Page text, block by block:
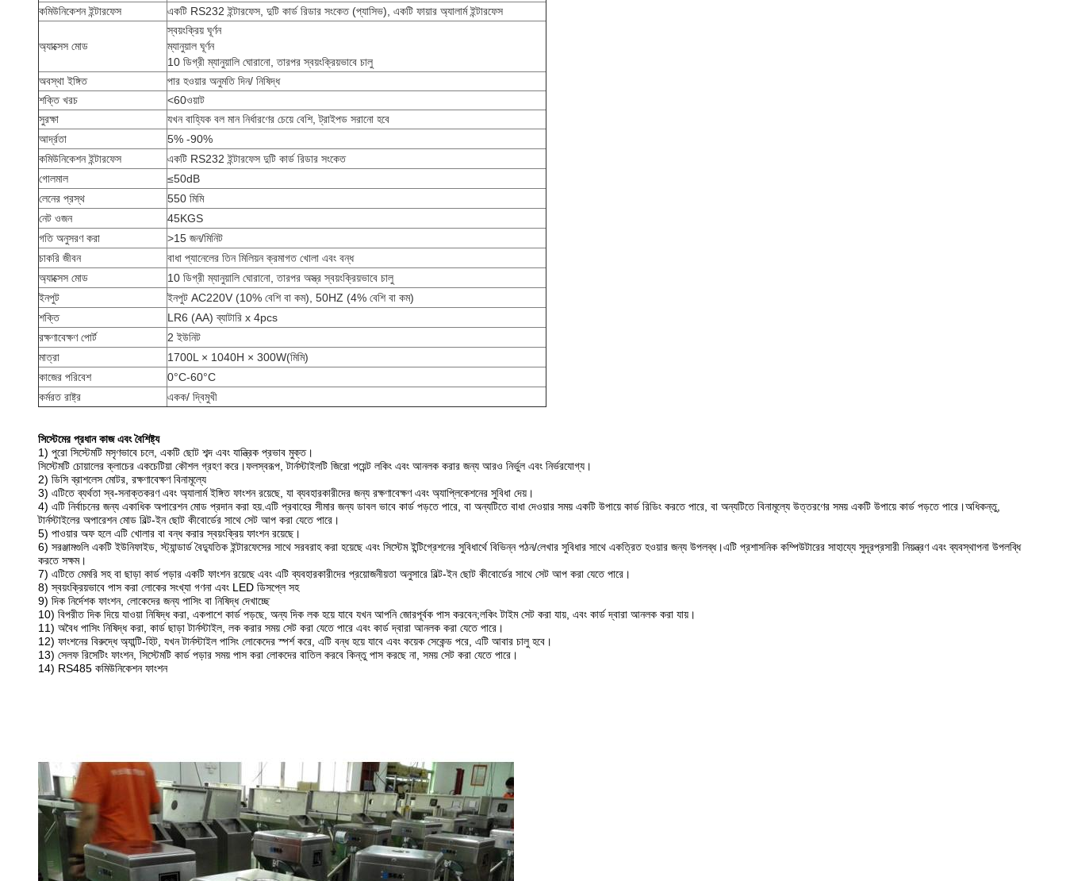
কমিউনিকেশন ইন্টারফেস
একটি RS232 ইন্টারফেস, দুটি কার্ড রিডার সংকেত (প্যাসিভ), একটি ফায়ার অ্যালার্ম ইন্টারফেস
অ্যাক্সেস মোড
স্বয়ংক্রিয় ঘূর্ণন
ম্যানুয়াল ঘূর্ণন
10 ডিগ্রী ম্যানুয়ালি ঘোরানো, তারপর স্বয়ংক্রিয়ভাবে চালু
অবস্থা ইঙ্গিত
পার হওয়ার অনুমতি দিন/ নিষিদ্ধ
শক্তি খরচ
<60ওয়াট
সুরক্ষা
যখন বাহ্যিক বল মান নির্ধারণের চেয়ে বেশি, ট্রাইপড সরানো হবে
আর্দ্রতা
5% -90%
কমিউনিকেশন ইন্টারফেস
একটি RS232 ইন্টারফেস দুটি কার্ড রিডার সংকেত
গোলমাল
≤50dB
লেনের প্রস্থ
550 মিমি
নেট ওজন
45KGS
গতি অনুসরণ করা
>15 জন/মিনিট
চাকরি জীবন
বাধা প্যানেলের তিন মিলিয়ন ক্রমাগত খোলা এবং বন্ধ
অ্যাক্সেস মোড
10 ডিগ্রী ম্যানুয়ালি ঘোরানো, তারপর অস্ত্র স্বয়ংক্রিয়ভাবে চালু
ইনপুট
ইনপুট AC220V (10% বেশি বা কম), 50HZ (4% বেশি বা কম)
শক্তি
LR6 (AA) ব্যাটারি x 4pcs
রক্ষণাবেক্ষণ পোর্ট
2 ইউনিট
মাত্রা
1700L × 1040H × 300W(মিমি)
কাজের পরিবেশ
0°C-60°C
কর্মরত রাষ্ট্র
একক/ দ্বিমুখী
সিস্টেমের প্রধান কাজ এবং বৈশিষ্ট্য
1) পুরো সিস্টেমটি মসৃণভাবে চলে, একটি ছোট শব্দ এবং যান্ত্রিক প্রভাব মুক্ত।
সিস্টেমটি চোয়ালের ক্লাচের একচেটিয়া কৌশল গ্রহণ করে।ফলস্বরূপ, টার্নস্টাইলটি জিরো পয়েন্ট লকিং এবং আনলক করার জন্য আরও নির্ভুল এবং নির্ভরযোগ্য।
2) ডিসি ব্রাশলেস মোটর, রক্ষণাবেক্ষণ বিনামূল্যে
3) এটিতে ব্যর্থতা স্ব-সনাক্তকরণ এবং অ্যালার্ম ইঙ্গিত ফাংশন রয়েছে, যা ব্যবহারকারীদের জন্য রক্ষণাবেক্ষণ এবং অ্যাপ্লিকেশনের সুবিধা দেয়।
4) এটি নির্বাচনের জন্য একাধিক অপারেশন মোড প্রদান করা হয়.এটি প্রবাহের সীমার জন্য ডাবল ভাবে কার্ড পড়তে পারে, বা অন্যটিতে বাধা দেওয়ার সময় একটি উপায়ে কার্ড রিডিং করতে পারে, বা অন্যটিতে বিনামূল্যে উত্তরণের সময় একটি উপায়ে কার্ড পড়তে পারে।অধিকন্তু,
টার্নস্টাইলের অপারেশন মোড বিল্ট-ইন ছোট কীবোর্ডের সাথে সেট আপ করা যেতে পারে।
5) পাওয়ার অফ হলে এটি খোলার বা বন্ধ করার স্বয়ংক্রিয় ফাংশন রয়েছে।
6) সরঞ্জামগুলি একটি ইউনিফাইড, স্ট্যান্ডার্ড বৈদ্যুতিক ইন্টারফেসের সাথে সরবরাহ করা হয়েছে এবং সিস্টেম ইন্টিগ্রেশনের সুবিধার্থে বিভিন্ন পঠন/লেখার সুবিধার সাথে একত্রিত হওয়ার জন্য উপলব্ধ।এটি প্রশাসনিক কম্পিউটারের সাহায্যে সুদূরপ্রসারী নিয়ন্ত্রণ এবং ব্যবস্থাপনা উপলব্ধি
করতে সক্ষম।
7) এটিতে মেমরি সহ বা ছাড়া কার্ড পড়ার একটি ফাংশন রয়েছে এবং এটি ব্যবহারকারীদের প্রয়োজনীয়তা অনুসারে বিল্ট-ইন ছোট কীবোর্ডের সাথে সেট আপ করা যেতে পারে।
8) স্বয়ংক্রিয়ভাবে পাস করা লোকের সংখ্যা গণনা এবং LED ডিসপ্লে সহ
9) দিক নির্দেশক ফাংশন, লোকেদের জন্য পাসিং বা নিষিদ্ধ দেখাচ্ছে
10) বিপরীত দিক দিয়ে যাওয়া নিষিদ্ধ করা, একপাশে কার্ড পড়ছে, অন্য দিক লক হয়ে যাবে যখন আপনি জোরপূর্বক পাস করবেন;লকিং টাইম সেট করা যায়, এবং কার্ড দ্বারা আনলক করা যায়।
11) অবৈধ পাসিং নিষিদ্ধ করা, কার্ড ছাড়া টার্নস্টাইল, লক করার সময় সেট করা যেতে পারে এবং কার্ড দ্বারা আনলক করা যেতে পারে।
12) ফাংশনের বিরুদ্ধে অ্যান্টি-হিট, যখন টার্নস্টাইল পাসিং লোকেদের স্পর্শ করে, এটি বন্ধ হয়ে যাবে এবং কয়েক সেকেন্ড পরে, এটি আবার চালু হবে।
13) সেলফ রিসেটিং ফাংশন, সিস্টেমটি কার্ড পড়ার সময় পাস করা লোকদের বাতিল করবে কিন্তু পাস করছে না, সময় সেট করা যেতে পারে।
14) RS485 কমিউনিকেশন ফাংশন